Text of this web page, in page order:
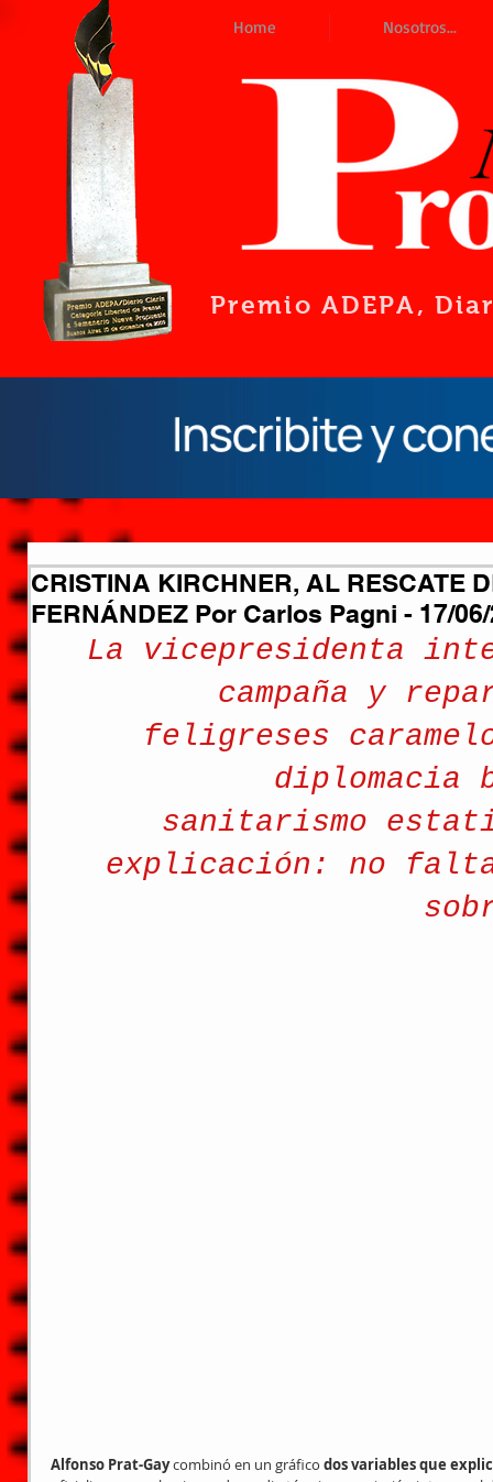
Home Nosotros...
Premio ADEPA,
CRISTINA KIRCHNER, AL RESCATE
FERNÁNDEZ Por Carlos Pagni - 17/
La vicepresidenta
campaña y
feligreses
sanitarismo
explicación: no
Alfonso Prat-Gay combinó en un gráfico dos variables que